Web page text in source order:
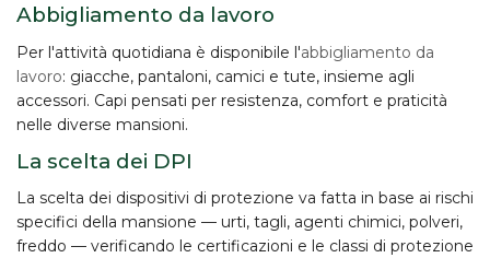
Abbigliamento da lavoro
Per l'attività quotidiana è disponibile l'abbigliamento da
lavoro: giacche, pantaloni, camici e tute, insieme agli
accessori. Capi pensati per resistenza, comfort e praticità
nelle diverse mansioni.
La scelta dei DPI
La scelta dei dispositivi di protezione va fatta in base ai rischi
specifici della mansione — urti, tagli, agenti chimici, polveri,
freddo — verificando le certificazioni e le classi di protezione